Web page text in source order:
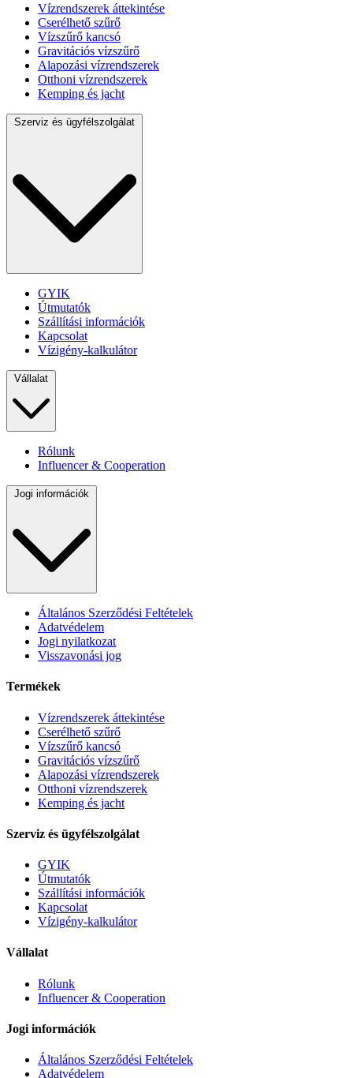
Vízrendszerek áttekintése
Cserélhető szűrő
Vízszűrő kancsó
Gravitációs vízszűrő
Alapozási vízrendszerek
Otthoni vízrendszerek
Kemping és jacht
Szerviz és ügyfélszolgálat
GYIK
Útmutatók
Szállítási információk
Kapcsolat
Vízigény-kalkulátor
Vállalat
Rólunk
Influencer & Cooperation
Jogi információk
Általános Szerződési Feltételek
Adatvédelem
Jogi nyilatkozat
Visszavonási jog
Termékek
Vízrendszerek áttekintése
Cserélhető szűrő
Vízszűrő kancsó
Gravitációs vízszűrő
Alapozási vízrendszerek
Otthoni vízrendszerek
Kemping és jacht
Szerviz és ügyfélszolgálat
GYIK
Útmutatók
Szállítási információk
Kapcsolat
Vízigény-kalkulátor
Vállalat
Rólunk
Influencer & Cooperation
Jogi információk
Általános Szerződési Feltételek
Adatvédelem